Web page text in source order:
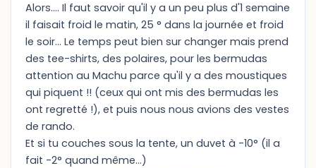
Alors.... Il faut savoir qu'il y a un peu plus d'1 semaine
il faisait froid le matin, 25 ° dans la journée et froid
le soir... Le temps peut bien sur changer mais prend
des tee-shirts, des polaires, pour les bermudas
attention au Machu parce qu'il y a des moustiques
qui piquent !! (ceux qui ont mis des bermudas les
ont regretté !), et puis nous nous avions des vestes
de rando.
Et si tu couches sous la tente, un duvet à -10° (il a
fait -2° quand même...)